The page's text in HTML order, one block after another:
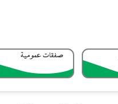
صفقات عمومية